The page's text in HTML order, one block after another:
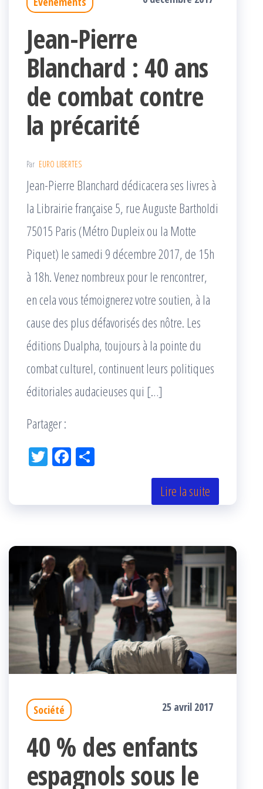
Jean-Pierre
Blanchard : 40 ans
de combat contre
la précarité
Par EURO LIBERTES
Jean-Pierre Blanchard dédicacera ses livres à
la Librairie française 5, rue Auguste Bartholdi
75015 Paris (Métro Dupleix ou la Motte
Piquet) le samedi 9 décembre 2017, de 15h
à 18h. Venez nombreux pour le rencontrer,
en cela vous témoignerez votre soutien, à la
cause des plus défavorisés des nôtre. Les
éditions Dualpha, toujours à la pointe du
combat culturel, continuent leurs politiques
éditoriales audacieuses qui […]
Partager :
Tw
itt
Fac
eb
k r
Lire la suite
Société 25 avril 2017
40 % des enfants
espagnols sous le